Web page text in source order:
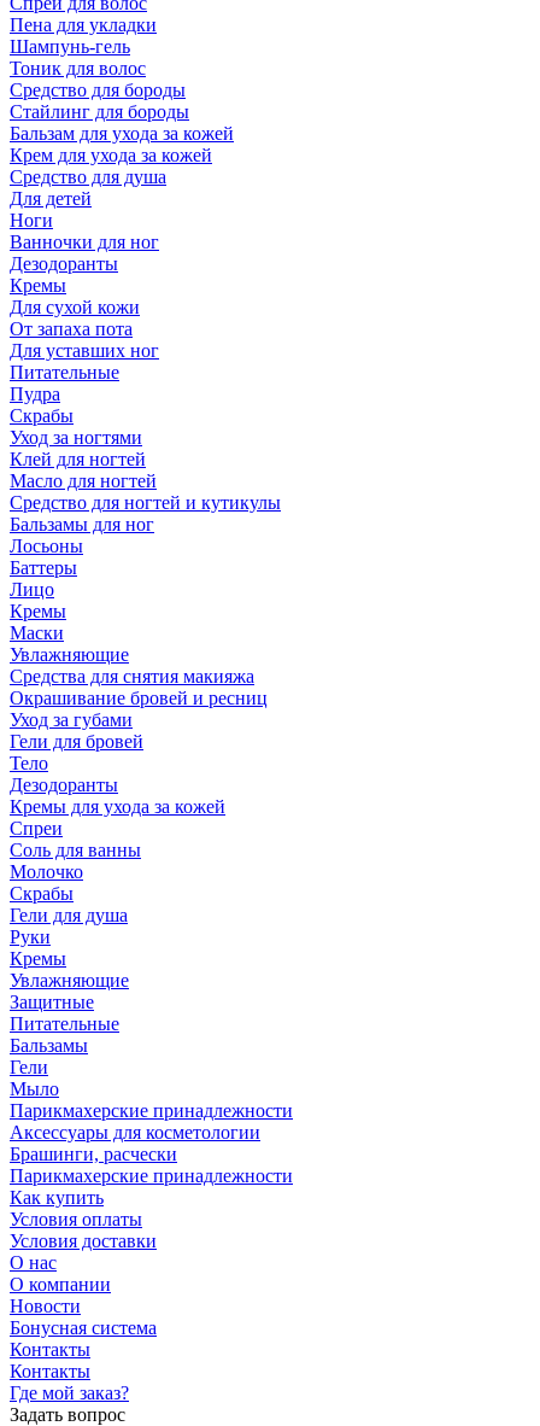
Пена для укладки
Шампунь-гель
Тоник для волос
Средство для бороды
Стайлинг для бороды
Бальзам для ухода за кожей
Крем для ухода за кожей
Средство для душа
Для детей
Ноги
Ванночки для ног
Дезодоранты
Кремы
Для сухой кожи
От запаха пота
Для уставших ног
Питательные
Пудра
Скрабы
Уход за ногтями
Клей для ногтей
Масло для ногтей
Средство для ногтей и кутикулы
Бальзамы для ног
Лосьоны
Баттеры
Лицо
Кремы
Маски
Увлажняющие
Средства для снятия макияжа
Окрашивание бровей и ресниц
Уход за губами
Гели для бровей
Тело
Дезодоранты
Кремы для ухода за кожей
Спреи
Соль для ванны
Молочко
Скрабы
Гели для душа
Руки
Кремы
Увлажняющие
Защитные
Питательные
Бальзамы
Гели
Мыло
Парикмахерские принадлежности
Аксессуары для косметологии
Брашинги, расчески
Парикмахерские принадлежности
Как купить
Условия оплаты
Условия доставки
О нас
О компании
Новости
Бонусная система
Контакты
Контакты
Где мой заказ?
Задать вопрос